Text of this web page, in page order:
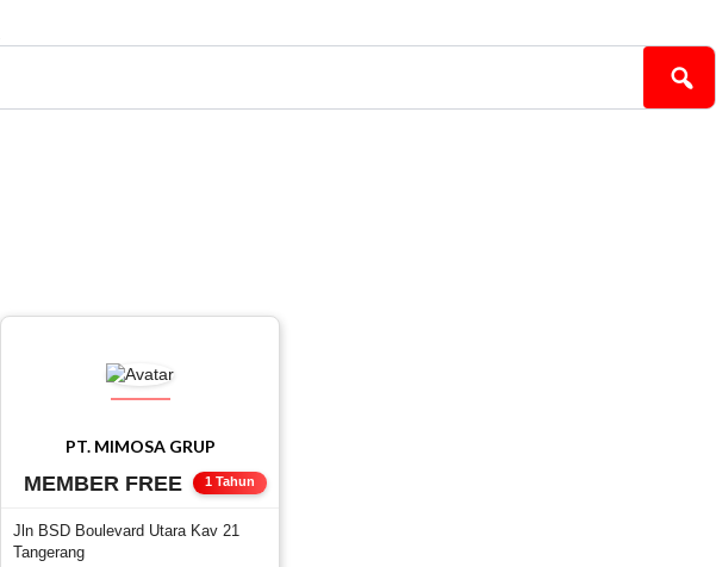
PT. MIMOSA GRUP
MEMBER FREE 1 Tahun
Jln BSD Boulevard Utara Kav 21
Tangerang